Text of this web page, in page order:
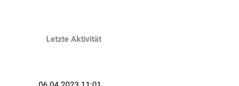
Letzte Aktivität